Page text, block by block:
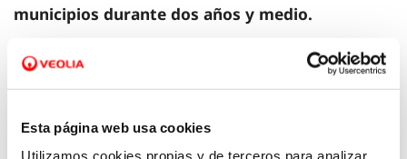
Esta página web usa cookies
Utilizamos cookies propias y de terceros para analizar
municipios durante dos años y medio.